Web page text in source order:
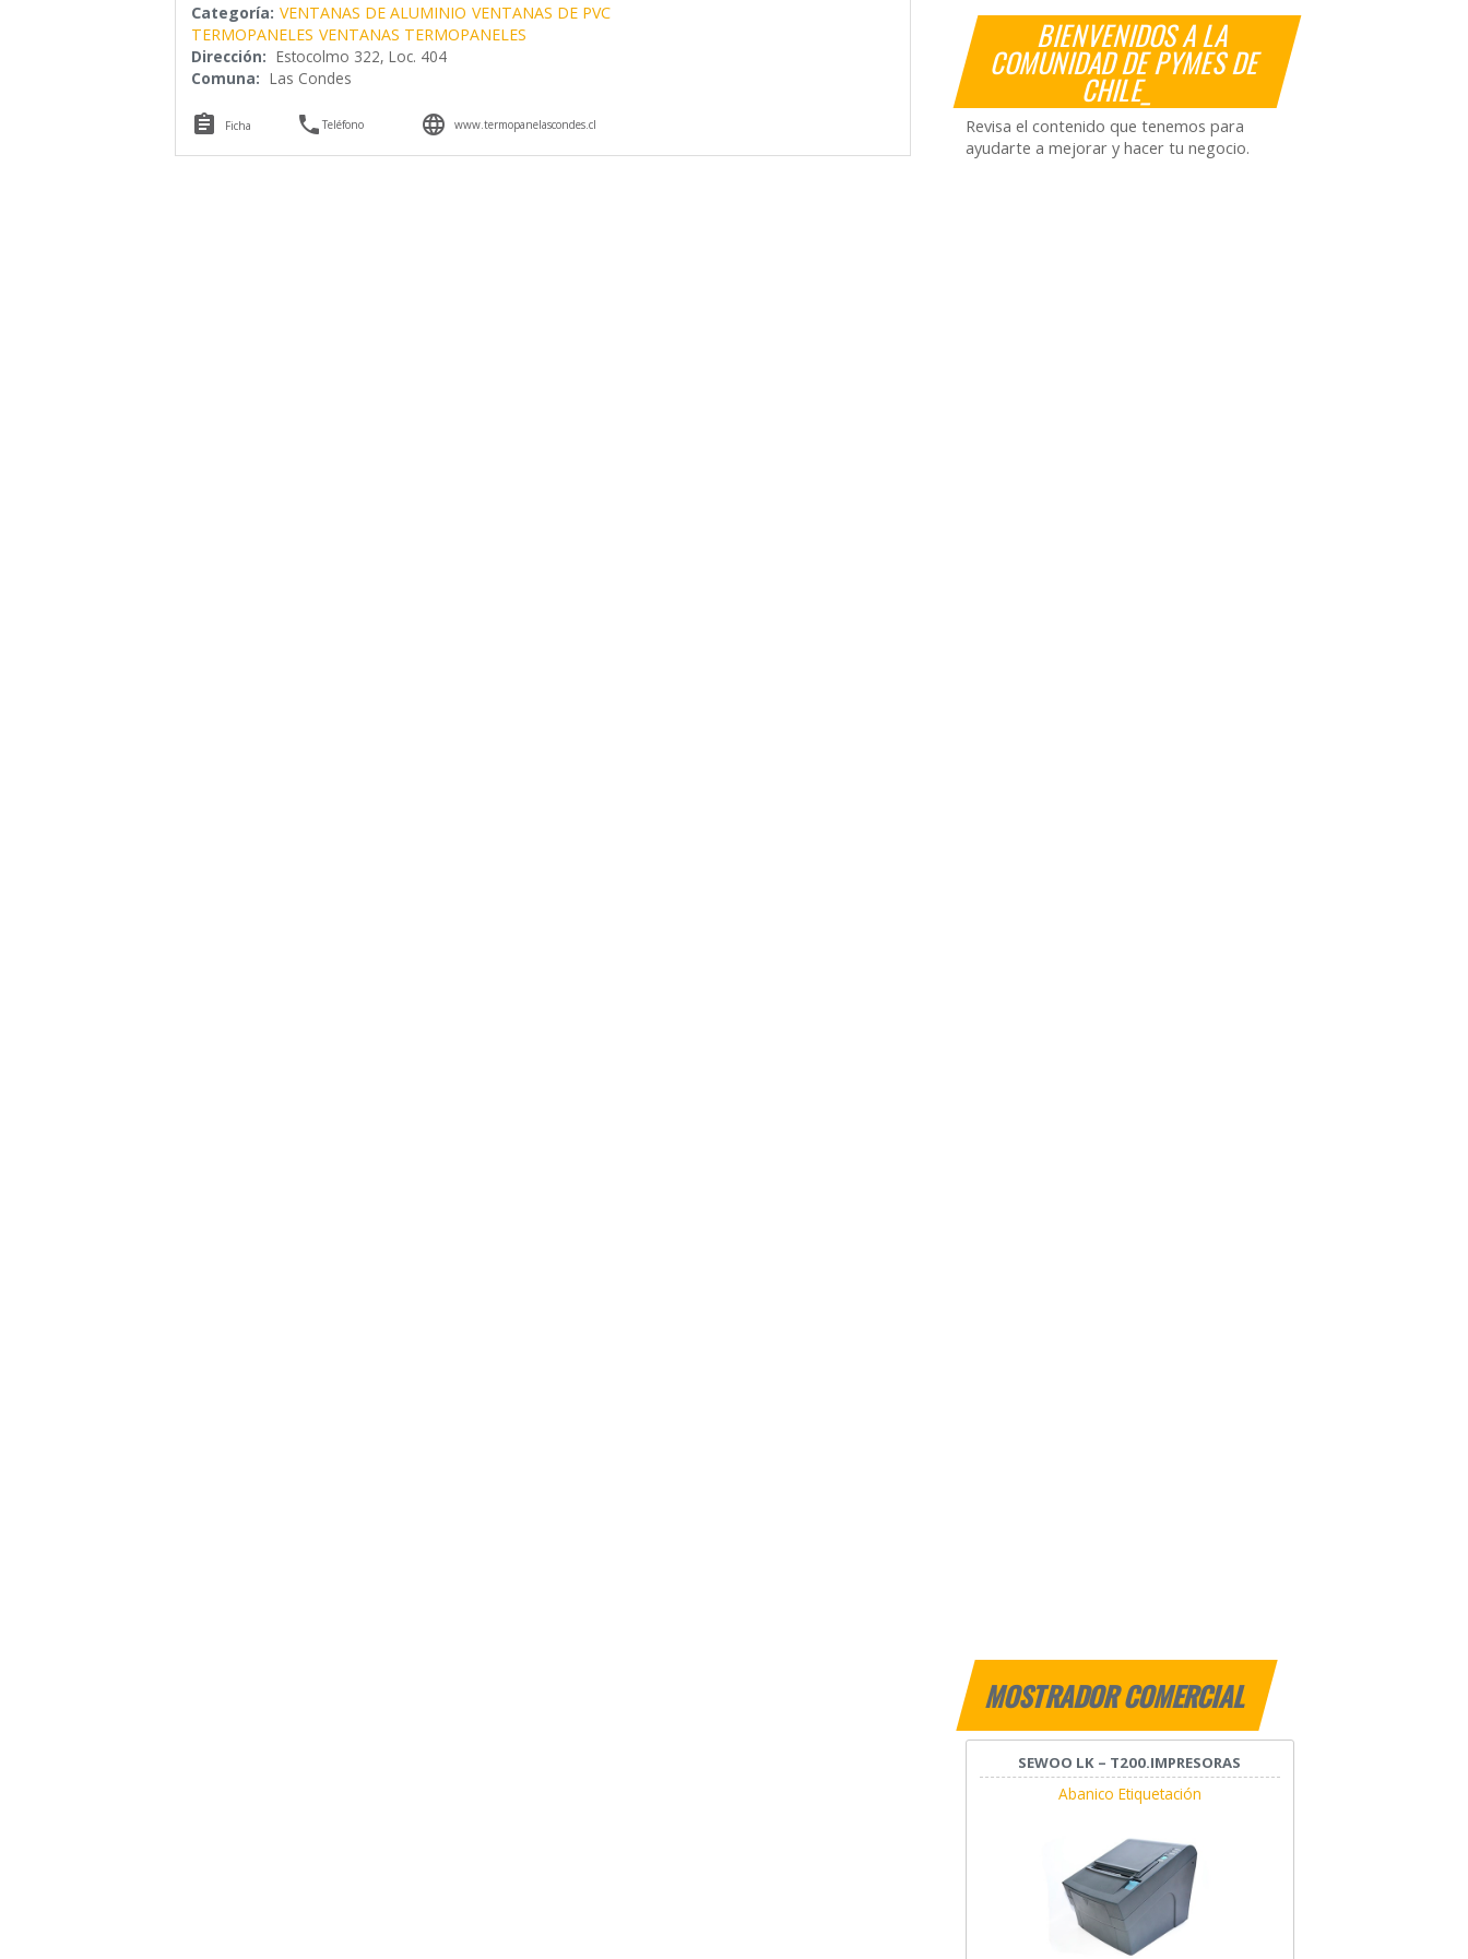
BIENVENIDOS A LA
COMUNIDAD DE PYMES DE
CHILE_
Revisa el contenido que tenemos para
ayudarte a mejorar y hacer tu negocio.
MOSTRADOR COMERCIAL
SEWOO LK – T200.IMPRESORAS
Abanico Etiquetación
Categoría: VENTANAS DE ALUMINIO VENTANAS DE PVC
TERMOPANELES VENTANAS TERMOPANELES
Dirección: Estocolmo 322, Loc. 404
Comuna: Las Condes
 Ficha Teléfono  www.termopanelascondes.cl